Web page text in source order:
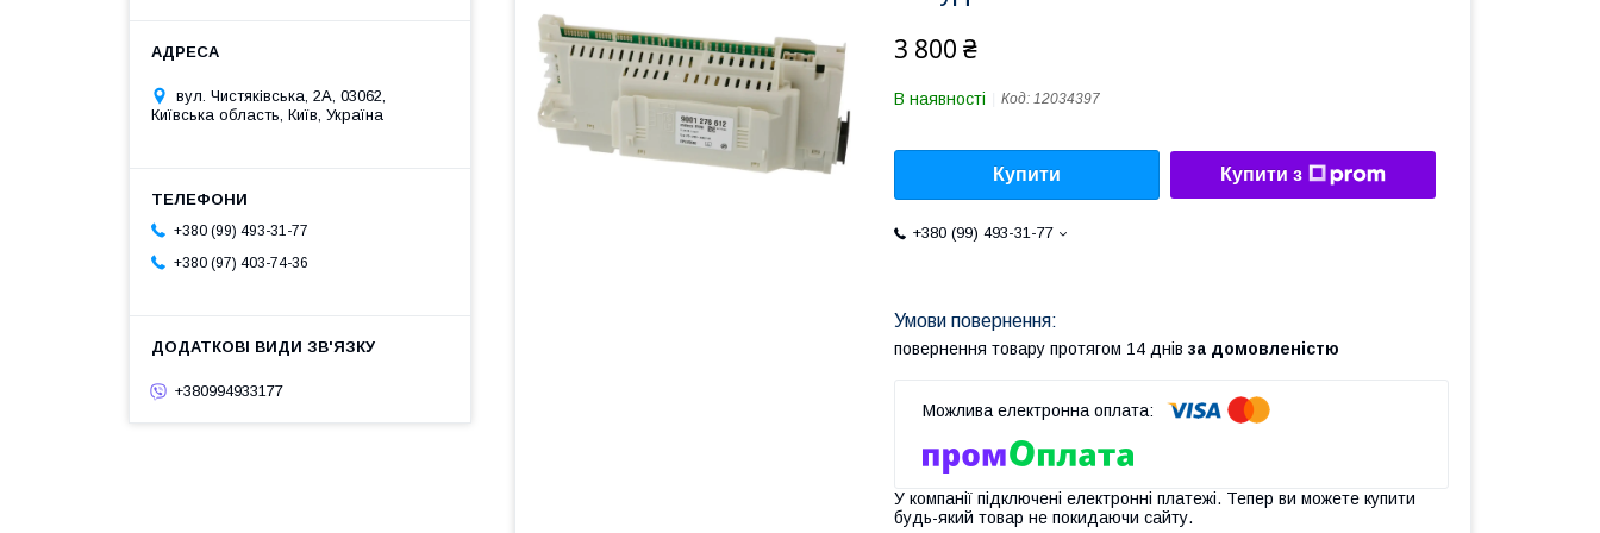
3 800 ₴
В наявності Код: 12034397
Купити Купити з
+380 (99) 493-31-77
повернення товару протягом 14 днів за домовленістю
У компанії підключені електронні платежі. Тепер ви можете купити
будь-який товар не покидаючи сайту.
вул. Чистяківська, 2А, 03062,
Київська область, Київ, Україна
+380 (99) 493-31-77
+380 (97) 403-74-36
+380994933177